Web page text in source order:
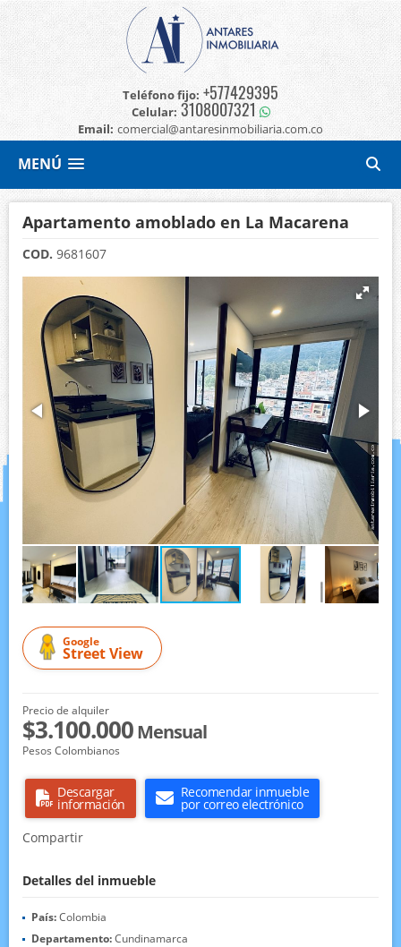
Teléfono fijo: +577429395
Celular: 3108007321
Email: comercial@antaresinmobiliaria.com.co
MENÚ
Apartamento amoblado en La Macarena
COD. 9681607
Google
Street View
Precio de alquiler
$3.100.000Mensual
Pesos Colombianos
Descargar
información
Recomendar inmueble
por correo electrónico
Compartir
Detalles del inmueble
País:Colombia
Departamento:Cundinamarca